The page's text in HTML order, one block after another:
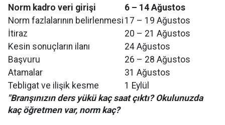
Norm kadro veri girişi
6 – 14 Ağustos
Norm fazlalarının belirlenmesi 17 – 19 Ağustos
İtiraz
20 – 21 Ağustos
Kesin sonuçların ilanı
24 Ağustos
Başvuru
26 – 28 Ağustos
Atamalar
31 Ağustos
Tebligat ve ilişik kesme
1 Eylül
"Branşınızın ders yükü kaç saat çıktı? Okulunuzda
kaç öğretmen var, norm kaç?